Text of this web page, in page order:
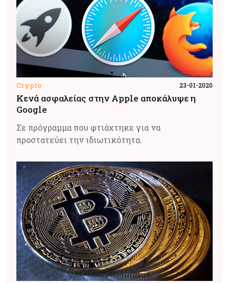
Crypto 23-01-2020
Κενά ασφαλείας στην Apple αποκάλυψε η
Google
Σε πρόγραμμα που φτιάχτηκε για να
προστατεύει την ιδιωτικότητα.